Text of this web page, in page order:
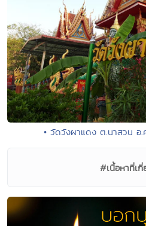
• วัดวังผาแดง ต.นาสวน
#เนื้อหาที่เ